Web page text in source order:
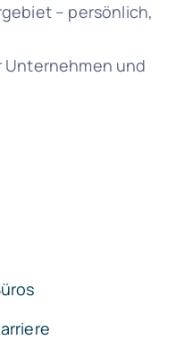
– persönlich,
Unternehmen und